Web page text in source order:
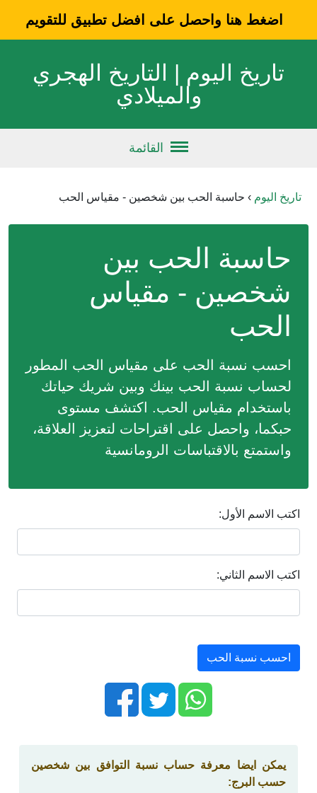
تاريخ اليوم | التاريخ الهجري
والميلادي
القائمة
تاريخ اليوم › حاسبة الحب بين شخصين - مقياس الحب
حاسبة الحب بين
شخصين - مقياس
الحب
احسب نسبة الحب على مقياس الحب المطور
لحساب نسبة الحب بينك وبين شريك حياتك
باستخدام مقياس الحب. اكتشف مستوى
حبكما، واحصل على اقتراحات لتعزيز العلاقة،
واستمتع بالاقتباسات الرومانسية
اكتب الاسم الأول:
اكتب الاسم الثاني:
احسب نسبة الحب
يمكن ايضا معرفة حساب نسبة التوافق بين شخصين
حسب البرج:
اضغط هنا واحصل على افضل تطبيق للتقويم